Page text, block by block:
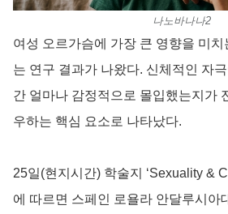
나노바나나2
여성 오르가슴에 가장 큰 영향을 미치
는 연구 결과가 나왔다. 신체적인 자
간 얼마나 감정적으로 몰입했는지가
우하는 핵심 요소로 나타났다.
25일(현지시간) 학술지 ‘Sexuality &
에 따르면 스페인 로욜라 안달루시아